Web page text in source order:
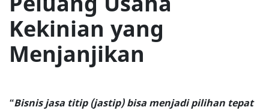
Kekinian yang
Menjanjikan
“Bisnis jasa titip (jastip) bisa menjadi pilihan tepat